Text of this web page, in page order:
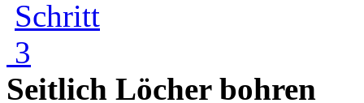
Seitlich Löcher bohren